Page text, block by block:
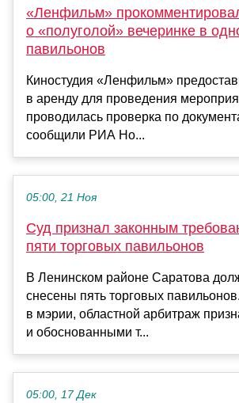
«Ленфильм»
о «полуголой» вечеринке в
павильонов
Киностудия «Ленфильм»
в аренду для проведения
проводилась проверка по
сообщили РИА Но...
05:00, 21 Ноя
Суд признал законным
пяти торговых павильонов
В Ленинском районе Саратова
снесены пять торговых
в мэрии, областной арбитраж
и обоснованными т...
05:00, 17 Дек